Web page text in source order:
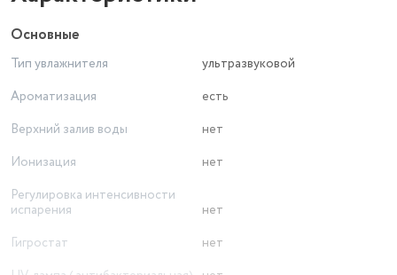
Основные
Тип увлажнителя
ультразвуковой
Ароматизация
есть
Верхний залив воды
нет
Ионизация
нет
Регулировка интенсивности
испарения
нет
Гигростат
нет